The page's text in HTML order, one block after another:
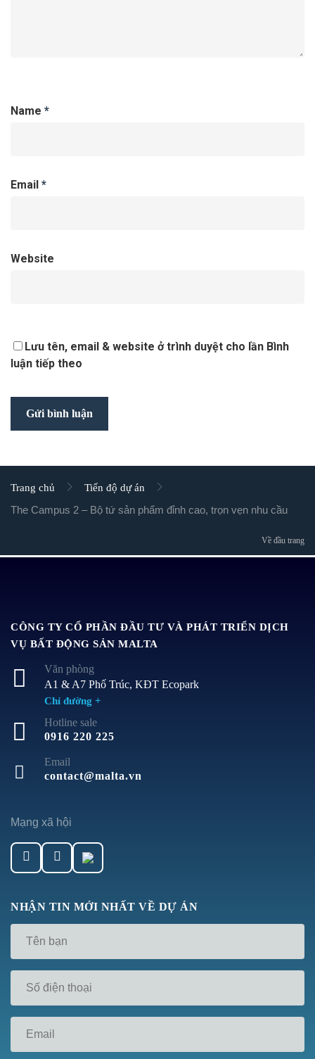
Name *
Email *
Website
Lưu tên, email & website ở trình duyệt cho lần Bình
luận tiếp theo
Trang chủ Tiến độ dự án
The Campus 2 – Bộ tứ sản phẩm đỉnh cao, trọn vẹn nhu cầu
Về đầu trang
CÔNG TY CỔ PHẦN ĐẦU TƯ VÀ PHÁT TRIỂN DỊCH
VỤ BẤT ĐỘNG SẢN MALTA
Văn phòng
A1 & A7 Phố Trúc, KĐT Ecopark
Chỉ đường +
Hotline sale
0916 220 225
Email
contact@malta.vn
Mạng xã hội
NHẬN TIN MỚI NHẤT VỀ DỰ ÁN
Tên
Số
điện
*
Email